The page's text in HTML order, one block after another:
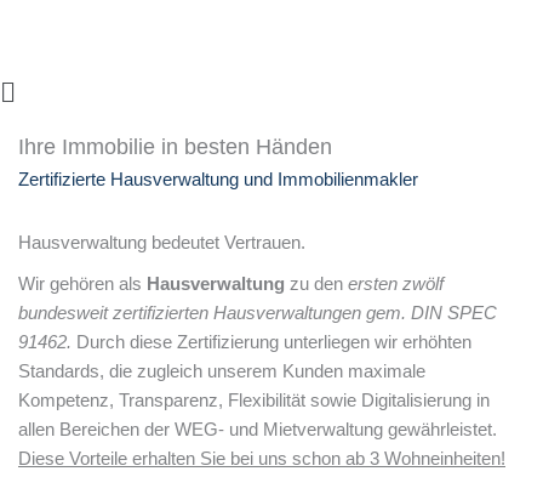
Main
Ihre Immobilie in besten Händen
Zertifizierte Hausverwaltung und Immobilienmakler
Hausverwaltung bedeutet Vertrauen.
Wir gehören als Hausverwaltung zu den ersten zwölf
bundesweit zertifizierten Hausverwaltungen gem. DIN SPEC
91462. Durch diese Zertifizierung unterliegen wir erhöhten
Standards, die zugleich unserem Kunden maximale
Kompetenz, Transparenz, Flexibilität sowie Digitalisierung in
allen Bereichen der WEG- und Mietverwaltung gewährleistet.
Diese Vorteile erhalten Sie bei uns schon ab 3 Wohneinheiten!